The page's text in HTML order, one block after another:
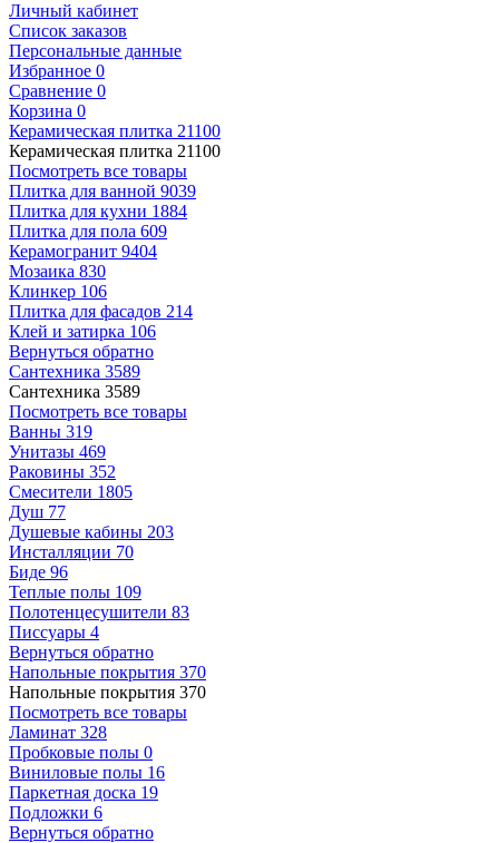
Личный кабинет
Список заказов
Персональные данные
Избранное 0
Сравнение 0
Корзина 0
Керамическая плитка 21100
Керамическая плитка 21100
Посмотреть все товары
Плитка для ванной 9039
Плитка для кухни 1884
Плитка для пола 609
Керамогранит 9404
Мозаика 830
Клинкер 106
Плитка для фасадов 214
Клей и затирка 106
Вернуться обратно
Сантехника 3589
Сантехника 3589
Посмотреть все товары
Ванны 319
Унитазы 469
Раковины 352
Смесители 1805
Душ 77
Душевые кабины 203
Инсталляции 70
Биде 96
Теплые полы 109
Полотенцесушители 83
Писсуары 4
Вернуться обратно
Напольные покрытия 370
Напольные покрытия 370
Посмотреть все товары
Ламинат 328
Пробковые полы 0
Виниловые полы 16
Паркетная доска 19
Подложки 6
Вернуться обратно